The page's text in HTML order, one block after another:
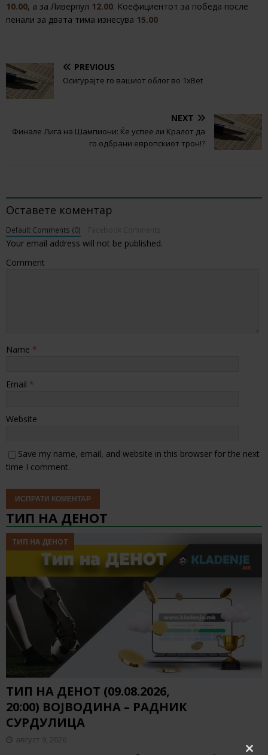
10.00, а за Ливерпул 12.00. Коефициентот за победа после
пенали за двата тима изнесува 15.00
PREVIOUS
Осигурајте го вашиот облог во 1xBet
NEXT
Финале Лига на Шампиони: Ќе успее ли Кралот да
го одбрани европскиот трон!?
Оставете коментар
Default Comments (0)
Your email address will not be published.
Comment
Name *
Email *
Website
Save my name, email, and website in this browser for the next
time I comment.
ТИП НА ДЕНОТ
ТИП НА ДЕНОТ
ТИП НА ДЕНОТ (09.08.2026,
20:00) ВОЈВОДИНА – РАДНИК
СУРДУЛИЦА
август 9, 2026